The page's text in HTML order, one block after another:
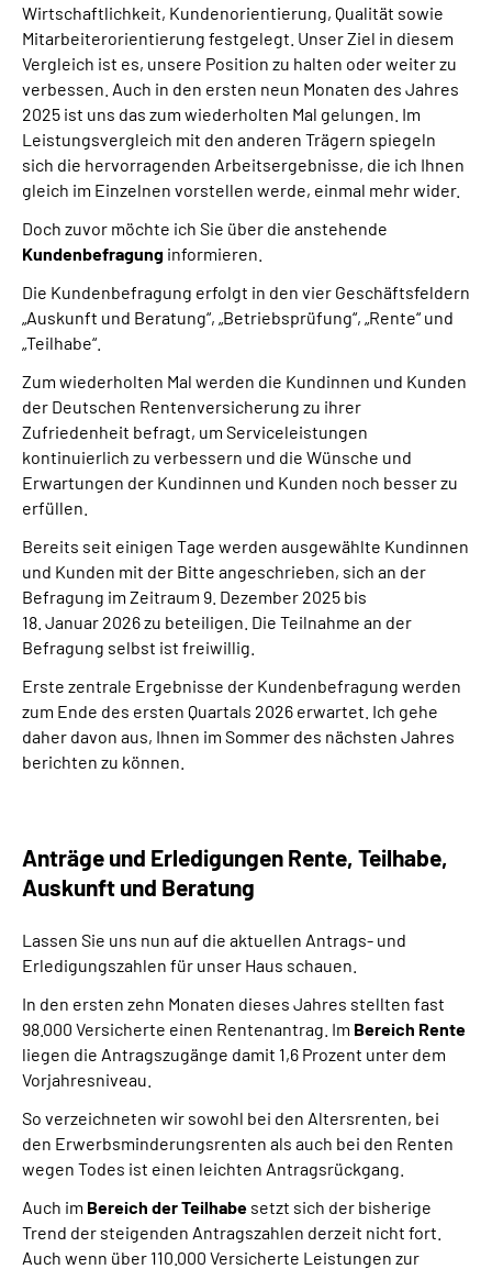
Wirtschaftlichkeit, Kundenorientierung, Qualität sowie
Mitarbeiterorientierung festgelegt. Unser Ziel in diesem
Vergleich ist es, unsere Position zu halten oder weiter zu
verbessen. Auch in den ersten neun Monaten des Jahres
2025 ist uns das zum wiederholten Mal gelungen. Im
Leistungsvergleich mit den anderen Trägern spiegeln
sich die hervorragenden Arbeitsergebnisse, die ich Ihnen
gleich im Einzelnen vorstellen werde, einmal mehr wider.
Doch zuvor möchte ich Sie über die anstehende
Kundenbefragung informieren.
Die Kundenbefragung erfolgt in den vier Geschäftsfeldern
„Auskunft und Beratung“, „Betriebsprüfung“, „Rente“ und
„Teilhabe“.
Zum wiederholten Mal werden die Kundinnen und Kunden
der Deutschen Rentenversicherung zu ihrer
Zufriedenheit befragt, um Serviceleistungen
kontinuierlich zu verbessern und die Wünsche und
Erwartungen der Kundinnen und Kunden noch besser zu
erfüllen.
Bereits seit einigen Tage werden ausgewählte Kundinnen
und Kunden mit der Bitte angeschrieben, sich an der
Befragung im Zeitraum 9. Dezember 2025 bis
18. Januar 2026 zu beteiligen. Die Teilnahme an der
Befragung selbst ist freiwillig.
Erste zentrale Ergebnisse der Kundenbefragung werden
zum Ende des ersten Quartals 2026 erwartet. Ich gehe
daher davon aus, Ihnen im Sommer des nächsten Jahres
berichten zu können.
Anträge und Erledigungen Rente, Teilhabe,
Auskunft und Beratung
Lassen Sie uns nun auf die aktuellen Antrags- und
Erledigungszahlen für unser Haus schauen.
In den ersten zehn Monaten dieses Jahres stellten fast
98.000 Versicherte einen Rentenantrag. Im Bereich Rente
liegen die Antragszugänge damit 1,6 Prozent unter dem
Vorjahresniveau.
So verzeichneten wir sowohl bei den Altersrenten, bei
den Erwerbsminderungsrenten als auch bei den Renten
wegen Todes ist einen leichten Antragsrückgang.
Auch im Bereich der Teilhabe setzt sich der bisherige
Trend der steigenden Antragszahlen derzeit nicht fort.
Auch wenn über 110.000 Versicherte Leistungen zur